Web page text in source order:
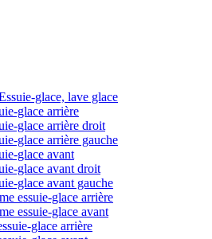
glace, lave glace
glace arrière
glace arrière droit
glace arrière gauche
glace avant
glace avant droit
glace avant gauche
essuie-glace arrière
essuie-glace avant
glace arrière